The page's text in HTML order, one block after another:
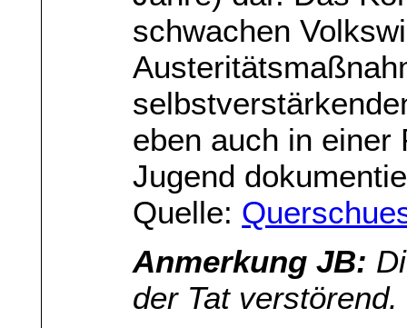
schwachen
eben auch in einer
Jugend
Quelle:
Anmerkung JB:
der Tat verstörend.